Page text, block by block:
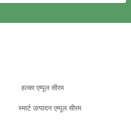
हल्का एम्पूल सीरम
स्मार्ट उत्पादन एम्पूल सीरम